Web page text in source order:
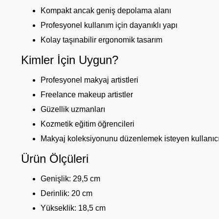
Kompakt ancak geniş depolama alanı
Profesyonel kullanım için dayanıklı yapı
Kolay taşınabilir ergonomik tasarım
Kimler İçin Uygun?
Profesyonel makyaj artistleri
Freelance makeup artistler
Güzellik uzmanları
Kozmetik eğitim öğrencileri
Makyaj koleksiyonunu düzenlemek isteyen
Ürün Ölçüleri
Genişlik: 29,5 cm
Derinlik: 20 cm
Yükseklik: 18,5 cm